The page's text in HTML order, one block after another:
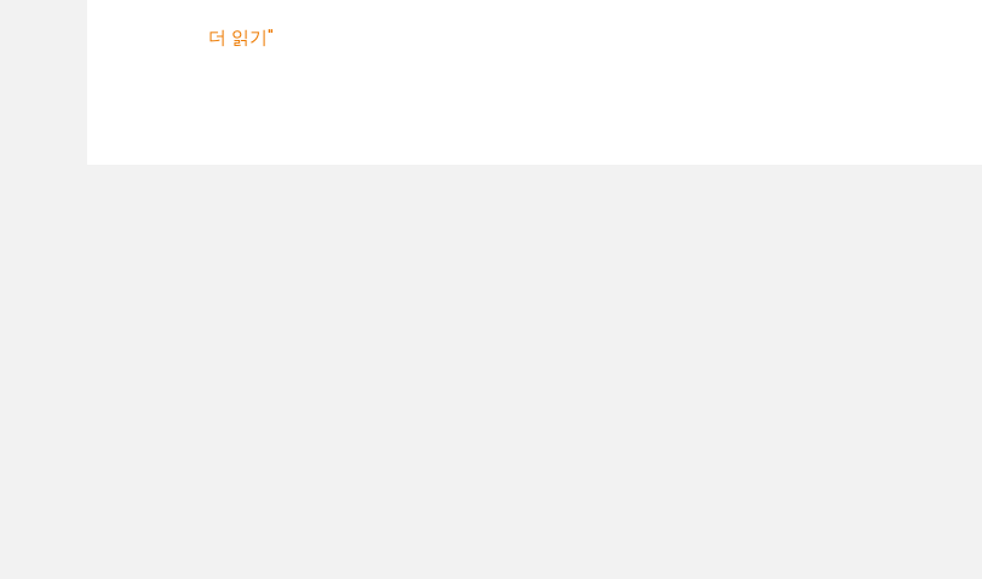
더 읽기"